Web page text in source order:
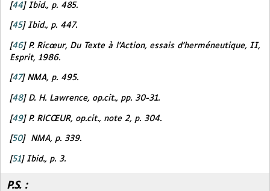
[44] Ibid., p. 485.
[45] Ibid., p. 447.
[46] P. Ricœur, Du Texte à l’Action, essais d’herméneutique, II,
Esprit, 1986.
[47] NMA, p. 495.
[48] D. H. Lawrence, op.cit., pp. 30-31.
[49] P. RlCŒUR, op.cit., note 2, p. 304.
[50] NMA, p. 339.
[51] Ibid., p. 3.
P.S. :